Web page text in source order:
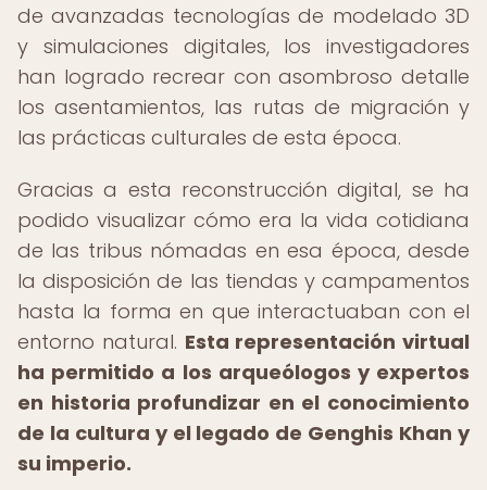
de avanzadas tecnologías de modelado 3D
y simulaciones digitales, los investigadores
han logrado recrear con asombroso detalle
los asentamientos, las rutas de migración y
las prácticas culturales de esta época.
Gracias a esta reconstrucción digital, se ha
podido visualizar cómo era la vida cotidiana
de las tribus nómadas en esa época, desde
la disposición de las tiendas y campamentos
hasta la forma en que interactuaban con el
entorno natural. Esta representación virtual
ha permitido a los arqueólogos y expertos
en historia profundizar en el conocimiento
de la cultura y el legado de Genghis Khan y
su imperio.